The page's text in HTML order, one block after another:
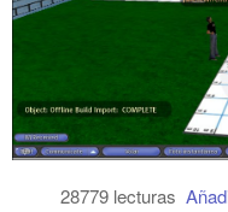
28779 lecturas